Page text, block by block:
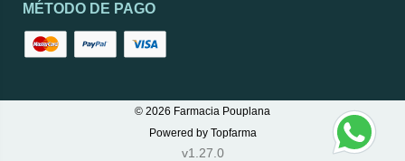
MÉTODO DE PAGO
© 2026 Farmacia Pouplana
Powered by Topfarma
v1.27.0